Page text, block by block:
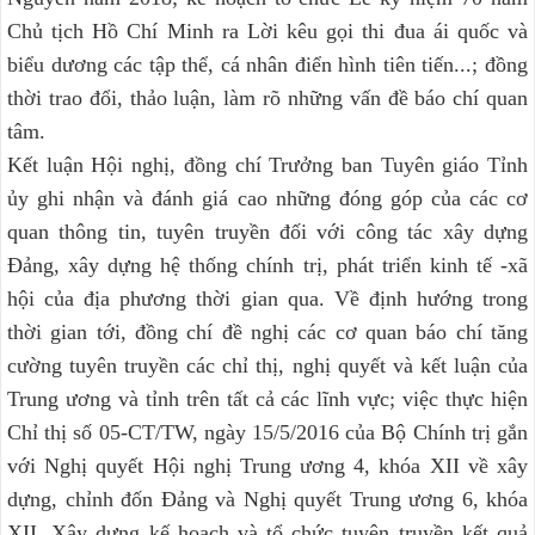
Chủ tịch Hồ Chí Minh ra Lời kêu gọi thi đua ái quốc và
biểu dương các tập thể, cá nhân điển hình tiên tiến...; đồng
thời trao đổi, thảo luận, làm rõ những vấn đề báo chí quan
tâm.
Kết luận Hội nghị, đồng chí Trưởng ban Tuyên giáo Tỉnh
ủy ghi nhận và đánh giá cao những đóng góp của các cơ
quan thông tin, tuyên truyền đối với công tác xây dựng
Đảng, xây dựng hệ thống chính trị, phát triển kinh tế -xã
hội của địa phương thời gian qua. Về định hướng trong
thời gian tới, đồng chí đề nghị các cơ quan báo chí tăng
cường tuyên truyền các chỉ thị, nghị quyết và kết luận của
Trung ương và tỉnh trên tất cả các lĩnh vực; việc thực hiện
Chỉ thị số 05-CT/TW, ngày 15/5/2016 của Bộ Chính trị gắn
với Nghị quyết Hội nghị Trung ương 4, khóa XII về xây
dựng, chỉnh đốn Đảng và Nghị quyết Trung ương 6, khóa